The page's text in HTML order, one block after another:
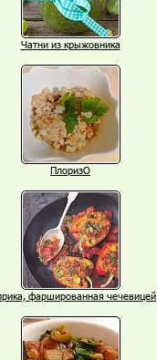
Чатни из крыжовника
ПлоризО
фаршированная чечевицей